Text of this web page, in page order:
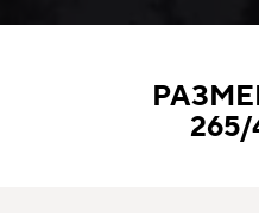
265/